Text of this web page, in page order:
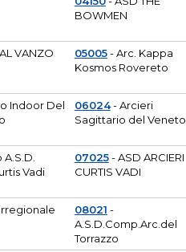
BOWMEN
VANZO 05005- Arc. Kappa
Kosmos Rovereto
Indoor Del
06024- Arcieri
Sagittario del Veneto
A.S.D.
Vadi
07025- ASD ARCIERI
CURTIS VADI
08021 -
A.S.D.Comp.Arc.del
Torrazzo